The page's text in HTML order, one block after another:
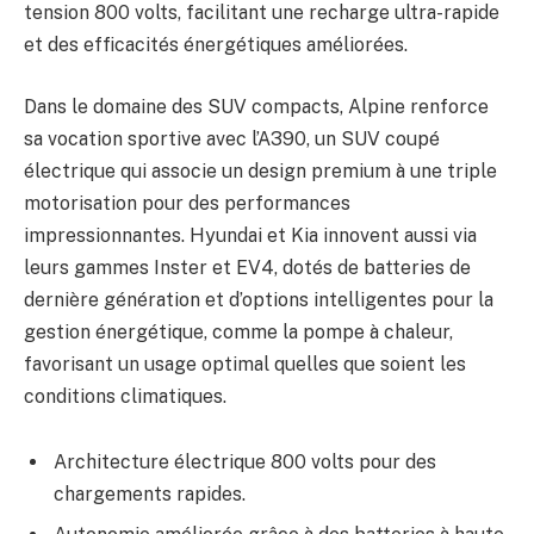
tension 800 volts, facilitant une recharge ultra-rapide
et des efficacités énergétiques améliorées.
Dans le domaine des SUV compacts, Alpine renforce
sa vocation sportive avec l’A390, un SUV coupé
électrique qui associe un design premium à une triple
motorisation pour des performances
impressionnantes. Hyundai et Kia innovent aussi via
leurs gammes Inster et EV4, dotés de batteries de
dernière génération et d’options intelligentes pour la
gestion énergétique, comme la pompe à chaleur,
favorisant un usage optimal quelles que soient les
conditions climatiques.
Architecture électrique 800 volts pour des
chargements rapides.